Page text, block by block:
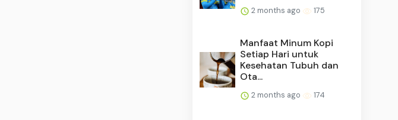
2 months ago 175
Manfaat Minum Kopi
Setiap Hari untuk
Kesehatan Tubuh dan
Ota...
2 months ago 174